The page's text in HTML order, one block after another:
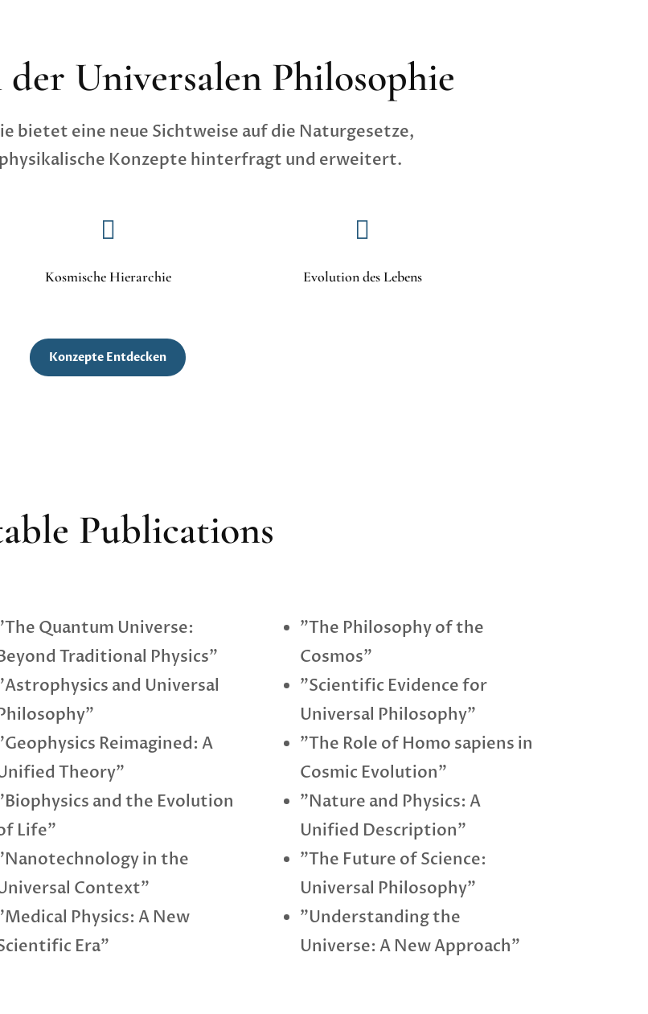
Universalen Philosophie
bietet eine neue Sichtweise auf die Naturgesetze,
Konzepte hinterfragt und erweitert.

Kosmische Hierarchie

Evolution des Lebens
Konzepte Entdecken
Publications
Quantum Universe:
Traditional Physics"
and Universal
Reimagined: A
Theory"
and the Evolution
Life"
in the
Context"
Physics: A New
Era"
"The Philosophy of the
Cosmos"
"Scientific Evidence for
Universal Philosophy"
"The Role of Homo sapiens in
Cosmic Evolution"
"Nature and Physics: A
Unified Description"
"The Future of Science:
Universal Philosophy"
"Understanding the
Universe: A New Approach"